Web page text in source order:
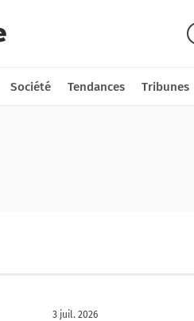
Société Tendances Tribunes
3 juil. 2026